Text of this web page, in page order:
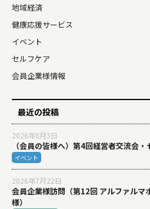
地域経済
健康応援サービス
イベント
セルフケア
会員企業様情報
最近の投稿
2026年8月3日
（会員の皆様へ）第4回経営者交流会
イベント
2026年7月22日
会員企業様訪問（第12回 アルファルマ
様）